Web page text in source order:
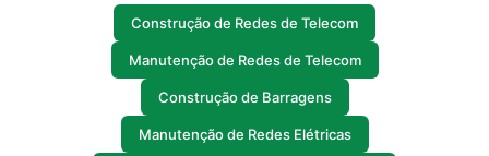
Construção de Redes de Telecom
Manutenção de Redes de Telecom
Construção de Barragens
Manutenção de Redes Elétricas